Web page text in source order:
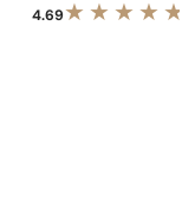
4.69